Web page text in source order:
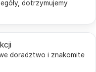
dotrzymujemy
doradztwo i znakomite